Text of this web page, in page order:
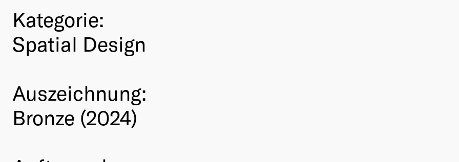
Kategorie:
Spatial Design
Auszeichnung:
Bronze (2024)